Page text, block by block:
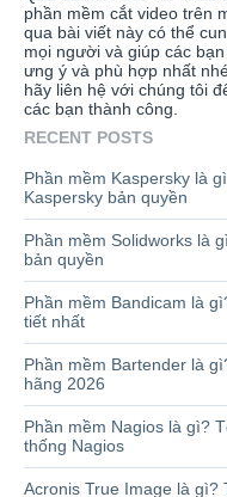
phần mềm cắt video trên
qua bài viết này có thể
mọi người và giúp các
ưng ý và phù hợp nhất
hãy liên hệ với chúng tôi
các bạn thành công.
RECENT POSTS
Phần mềm Kaspersky là
Kaspersky bản quyền
Phần mềm Solidworks là
bản quyền
Phần mềm Bandicam là
tiết nhất
Phần mềm Bartender là
hãng 2026
Phần mềm Nagios là gì?
thống Nagios
Acronis True Image là